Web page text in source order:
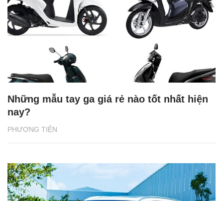
PHƯƠNG TIỆN
Những mẫu tay ga giá rẻ nào tốt nhất hiện
nay?